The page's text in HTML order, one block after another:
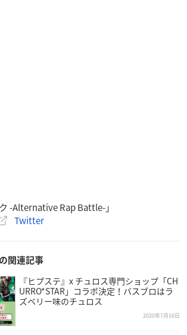
-Alternative Rap Battle-」
Twitter
関連記事
『ヒプステ』x チュロス専門ショップ「CH
URRO*STAR」コラボ決定！バスブロはラ
ズベリー味のチュロス
2020年7月16日